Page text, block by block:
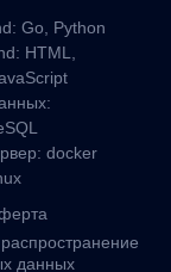
Go, Python
HTML,
docker
данных